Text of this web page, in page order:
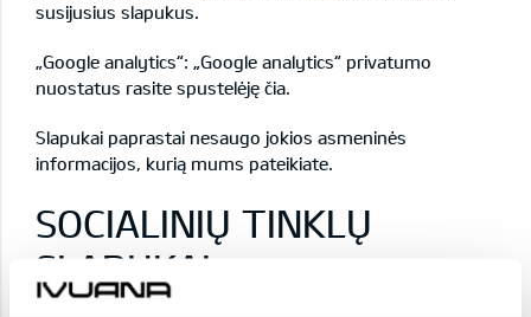
susijusius slapukus.
„Google analytics“: „Google analytics“ privatumo
nuostatus rasite spustelėję čia.
Slapukai paprastai nesaugo jokios asmeninės
informacijos, kurią mums pateikiate.
SOCIALINIŲ TINKLŲ
SLAPUKAI
Į savo svetaines mes galime integruoti trečiųjų šalių